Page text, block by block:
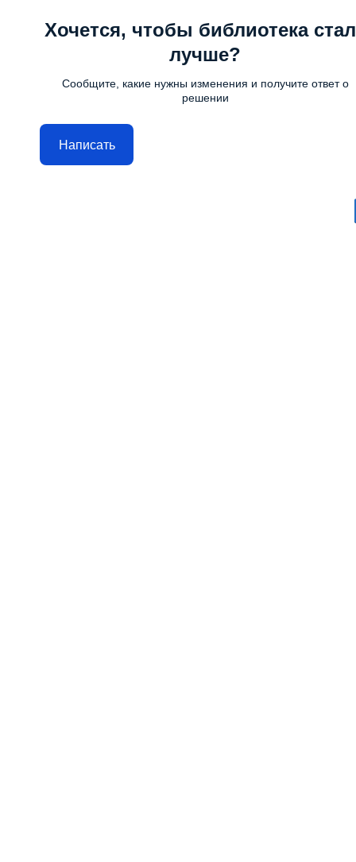
Хочется, чтобы библиотека
лучше?
Сообщите, какие нужны изменения и получите ответ о
решении
Написать